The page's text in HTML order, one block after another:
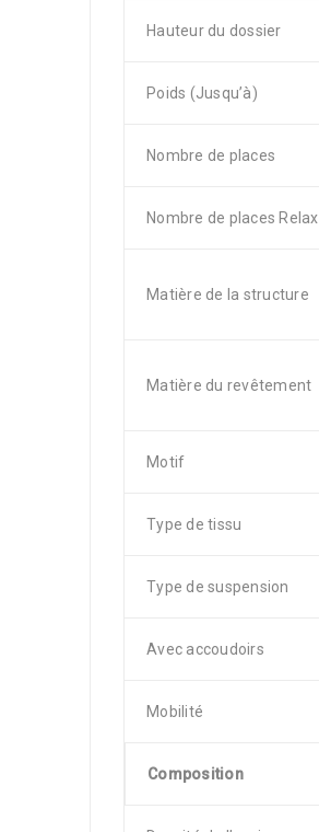
Hauteur du dossier
Poids (Jusqu’à)
Nombre de places
Nombre de places Relax
Matière de la structure
Matière du revêtement
Motif
Type de tissu
Type de suspension
Avec accoudoirs
Mobilité
Composition